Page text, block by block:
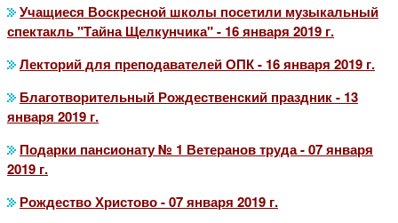
Учащиеся Воскресной школы посетили музыкальный
спектакль "Тайна Щелкунчика" - 16 января 2019 г.
Лекторий для преподавателей ОПК - 16 января 2019 г.
Благотворительный Рождественский праздник - 13
января 2019 г.
Подарки пансионату № 1 Ветеранов труда - 07 января
2019 г.
Рождество Христово - 07 января 2019 г.